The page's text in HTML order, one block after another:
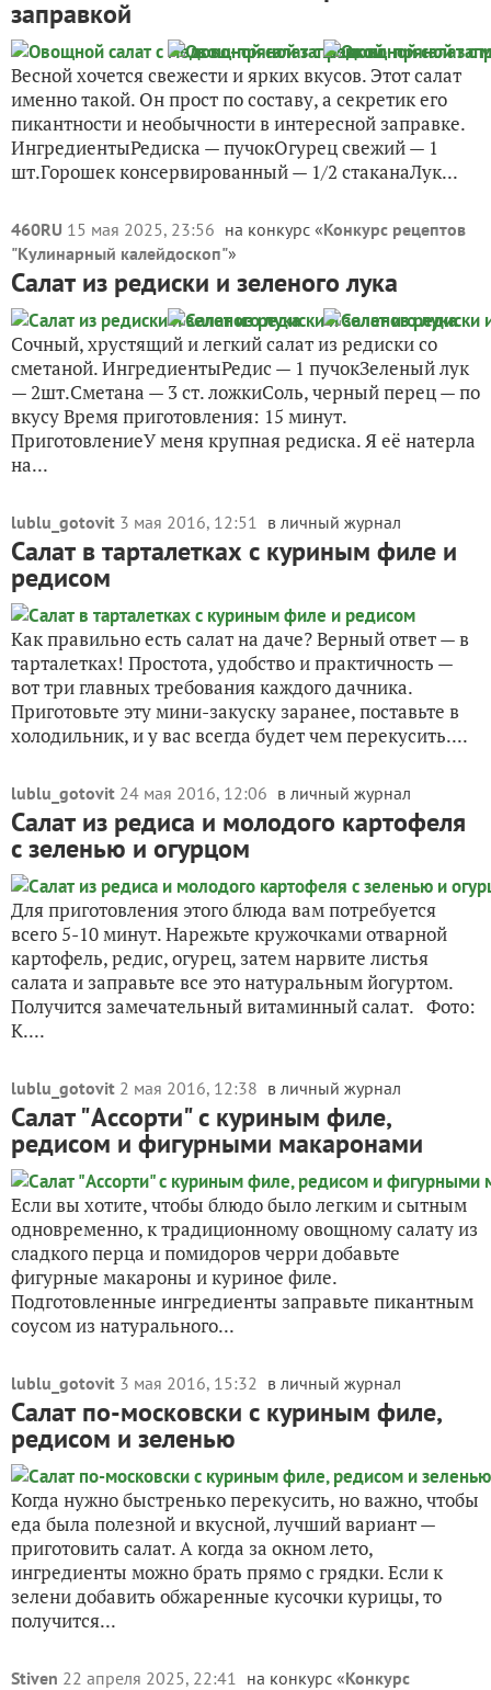
заправкой
Весной хочется свежести и ярких вкусов. Этот салат
именно такой. Он прост по составу, а секретик его
пикантности и необычности в интересной заправке.
ИнгредиентыРедиска — пучокОгурец свежий — 1
шт.Горошек консервированный — 1/2 стаканаЛук...
460RU 15 мая 2025, 23:56 на конкурс «Конкурс рецептов
"Кулинарный калейдоскоп"»
Салат из редиски и зеленого лука
Сочный, хрустящий и легкий салат из редиски со
сметаной. ИнгредиентыРедис — 1 пучокЗеленый лук
— 2шт.Сметана — 3 ст. ложкиСоль, черный перец — по
вкусу Время приготовления: 15 минут.
ПриготовлениеУ меня крупная редиска. Я её натерла
на...
lublu_gotovit 3 мая 2016, 12:51 в личный журнал
Салат в тарталетках с куриным филе и
редисом
Как правильно есть салат на даче? Верный ответ — в
тарталетках! Простота, удобство и практичность —
вот три главных требования каждого дачника.
Приготовьте эту мини-закуску заранее, поставьте в
холодильник, и у вас всегда будет чем перекусить....
lublu_gotovit 24 мая 2016, 12:06 в личный журнал
Салат из редиса и молодого картофеля
с зеленью и огурцом
Для приготовления этого блюда вам потребуется
всего 5-10 минут. Нарежьте кружочками отварной
картофель, редис, огурец, затем нарвите листья
салата и заправьте все это натуральным йогуртом.
Получится замечательный витаминный салат. Фото:
К....
lublu_gotovit 2 мая 2016, 12:38 в личный журнал
Салат "Ассорти" с куриным филе,
редисом и фигурными макаронами
Если вы хотите, чтобы блюдо было легким и сытным
одновременно, к традиционному овощному салату из
сладкого перца и помидоров черри добавьте
фигурные макароны и куриное филе.
Подготовленные ингредиенты заправьте пикантным
соусом из натурального...
lublu_gotovit 3 мая 2016, 15:32 в личный журнал
Салат по-московски с куриным филе,
редисом и зеленью
Когда нужно быстренько перекусить, но важно, чтобы
еда была полезной и вкусной, лучший вариант —
приготовить салат. А когда за окном лето,
ингредиенты можно брать прямо с грядки. Если к
зелени добавить обжаренные кусочки курицы, то
получится...
Stiven 22 апреля 2025, 22:41 на конкурс «Конкурс